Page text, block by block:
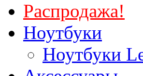
Распродажа!
Ноутбуки
Ноутбуки